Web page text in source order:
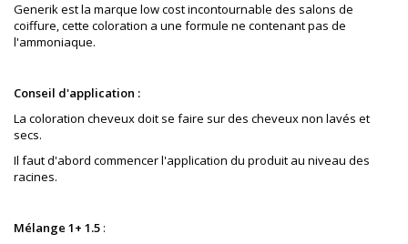
Generik est la marque low cost incontournable des salons de
coiffure, cette coloration a une formule ne contenant pas de
l'ammoniaque.
Conseil d'application :
La coloration cheveux doit se faire sur des cheveux non lavés et
secs.
Il faut d'abord commencer l'application du produit au niveau des
racines.
Mélange 1+ 1.5 :